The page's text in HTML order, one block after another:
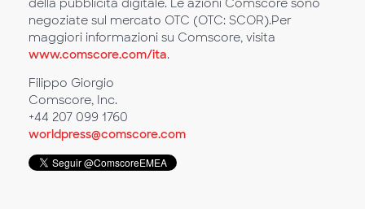
della pubblicità digitale. Le azioni Comscore sono
negoziate sul mercato OTC (OTC: SCOR).Per
maggiori informazioni su Comscore, visita
www.comscore.com/ita.
Filippo Giorgio
Comscore, Inc.
+44 207 099 1760
worldpress@comscore.com